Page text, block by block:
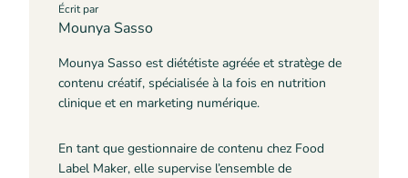
Écrit par
Mounya Sasso
Mounya Sasso est diététiste agréée et stratège de
contenu créatif, spécialisée à la fois en nutrition
clinique et en marketing numérique.
En tant que gestionnaire de contenu chez Food
Label Maker, elle supervise l’ensemble de